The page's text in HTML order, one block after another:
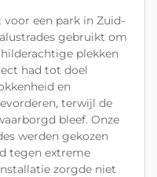
een park in Zuid-
gebruikt om
plekken
had tot doel
en
terwijl de
bleef. Onze
werden gekozen
tegen extreme
zorgde niet